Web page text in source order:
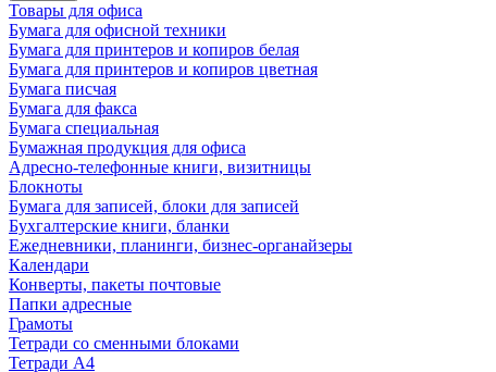
Товары для офиса
Бумага для офисной техники
Бумага для принтеров и копиров белая
Бумага для принтеров и копиров цветная
Бумага писчая
Бумага для факса
Бумага специальная
Бумажная продукция для офиса
Адресно-телефонные книги, визитницы
Блокноты
Бумага для записей, блоки для записей
Бухгалтерские книги, бланки
Ежедневники, планинги, бизнес-органайзеры
Календари
Конверты, пакеты почтовые
Папки адресные
Грамоты
Тетради со сменными блоками
Тетради А4